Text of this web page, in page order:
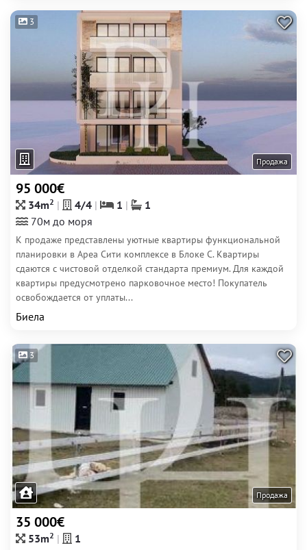
3
Продажа
95 000€
34m2 4/4 1
1
70м до моря
К продаже представлены уютные квартиры функциональной
планировки в Ареа Сити комплексе в Блоке С. Квартиры
сдаются с чистовой отделкой стандарта премиум. Для каждой
квартиры предусмотрено парковочное место! Покупатель
освобождается от уплаты...
Биела
3
Продажа
35 000€
53m2 1